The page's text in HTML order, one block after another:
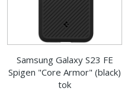
Samsung Galaxy S23 FE
Spigen "Core Armor" (black)
tok